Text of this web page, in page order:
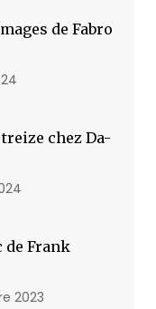
de Fabro
chez Da-
de Frank
2023